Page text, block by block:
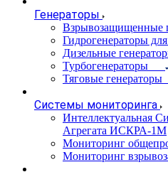
Генераторы
Взрывозащищенные
Гидрогенераторы
Дизельные
Турбогенераторы
Тяговые генераторы
Системы мониторинга
Интеллектуальная
Агрегата ИСКРА-1М
Мониторинг
Мониторинг